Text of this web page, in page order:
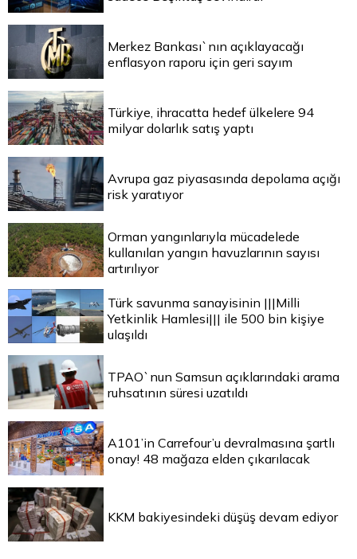
Merkez Bankası`nın açıklayacağı
enflasyon raporu için geri sayım
Türkiye, ihracatta hedef ülkelere 94
milyar dolarlık satış yaptı
Avrupa gaz piyasasında depolama açığı
risk yaratıyor
Orman yangınlarıyla mücadelede
kullanılan yangın havuzlarının sayısı
artırılıyor
Türk savunma sanayisinin |||Milli
Yetkinlik Hamlesi||| ile 500 bin kişiye
ulaşıldı
TPAO`nun Samsun açıklarındaki arama
ruhsatının süresi uzatıldı
A101’in Carrefour’u devralmasına şartlı
onay! 48 mağaza elden çıkarılacak
KKM bakiyesindeki düşüş devam ediyor